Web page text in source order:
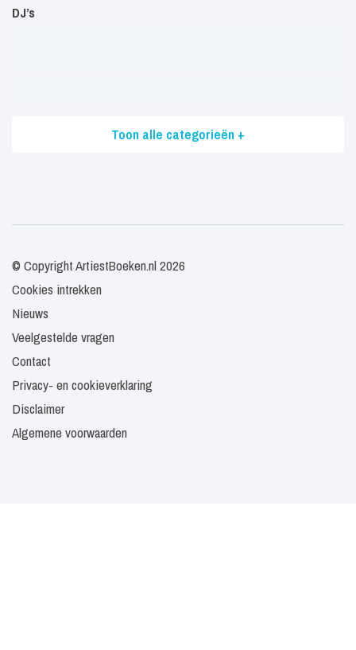
DJ’s
Toon alle categorieën +
© Copyright ArtiestBoeken.nl 2026
Cookies intrekken
Nieuws
Veelgestelde vragen
Contact
Privacy- en cookieverklaring
Disclaimer
Algemene voorwaarden